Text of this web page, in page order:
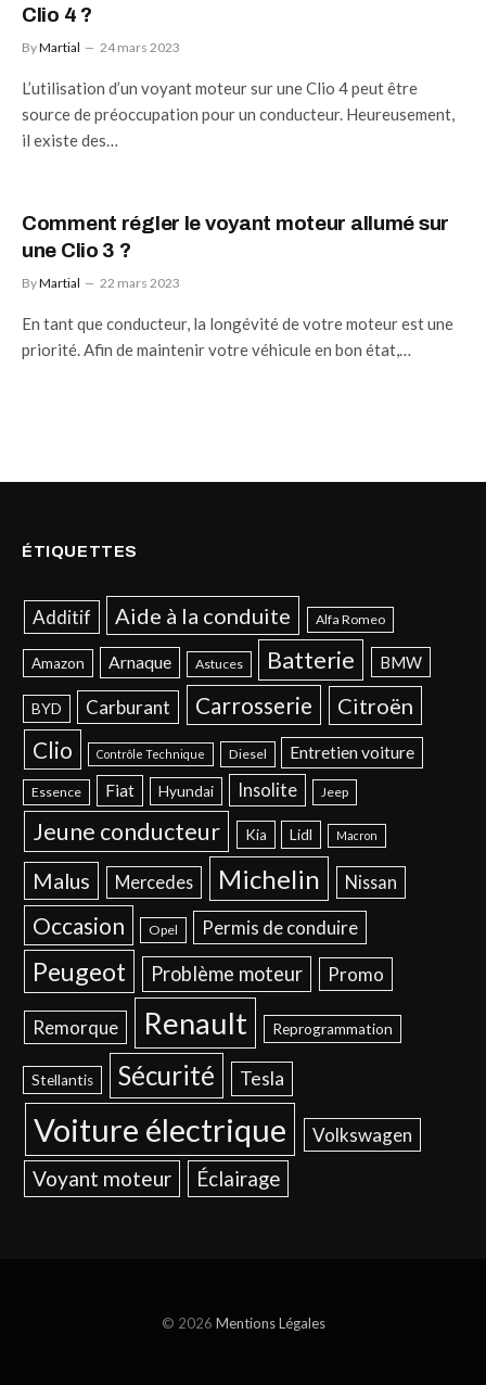
Clio 4 ?
ByMartial 24 mars 2023
L’utilisation d’un voyant moteur sur une Clio 4 peut être
source de préoccupation pour un conducteur. Heureusement,
il existe des…
Comment régler le voyant moteur allumé sur
une Clio 3 ?
ByMartial 22 mars 2023
En tant que conducteur, la longévité de votre moteur est une
priorité. Afin de maintenir votre véhicule en bon état,…
ÉTIQUETTES
Additif Aide à la conduite Alfa Romeo
Amazon Arnaque Astuces Batterie BMW
BYD Carburant Carrosserie Citroën
Clio Contrôle Technique Diesel Entretien voiture
Essence Fiat Hyundai Insolite Jeep
Jeune conducteur Kia Lidl Macron
Malus Mercedes Michelin Nissan
Occasion Opel Permis de conduire
Peugeot Problème moteur Promo
Remorque Renault Reprogrammation
Stellantis Sécurité Tesla
Voiture électrique Volkswagen
Voyant moteur Éclairage
© 2026 Mentions Légales